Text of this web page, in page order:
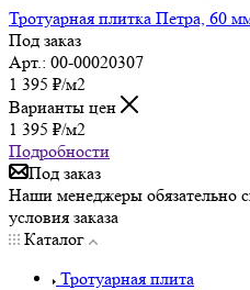
Тротуарная плитка Петра, 60
Под заказ
Арт.: 00-00020307
1 395 ₽/м2
Варианты цен
1 395 ₽/м2
Подробности
Под заказ
Наши менеджеры обязательно
условия заказа
Каталог
Тротуарная плита